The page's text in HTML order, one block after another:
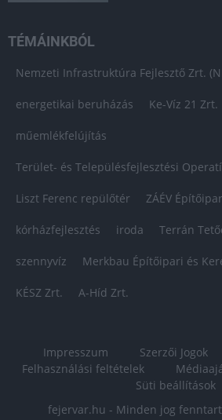
TÉMÁINKBÓL
Nemzeti Infrastruktúra Fejlesztő Zrt.
energetikai beruházás Ke-Víz 21 Zrt.
műemlékfelújítás
Terület- és Településfejlesztési
Liszt Ferenc repülőtér ZÁÉV
kórházfejlesztés iroda Terrán
szennyvíz Merkbau Építőipari és
KÉSZ Zrt. A-Híd Zrt.
Impresszum Szerzői Jogok
Felhasználási feltételek
Süti beállítások
fejervar.hu - Minden jog